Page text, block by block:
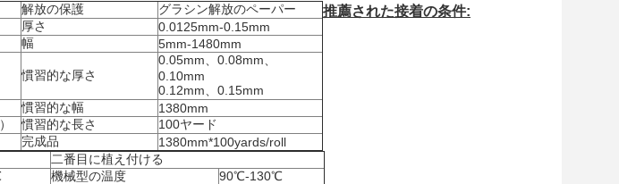
解放の保護
グラシン解放のペーパー
厚さ
0.0125mm-0.15mm
幅 5mm-1480mm
慣習的な厚さ
0.05mm、0.08mm、
0.10mm
0.12mm、0.15mm
慣習的な幅
1380mm
慣習的な長さ
100ヤード
完成品 1380mm*100yards/roll
推薦された接着の条件:
二番目に植え付ける
機械型の温度
90℃-130℃